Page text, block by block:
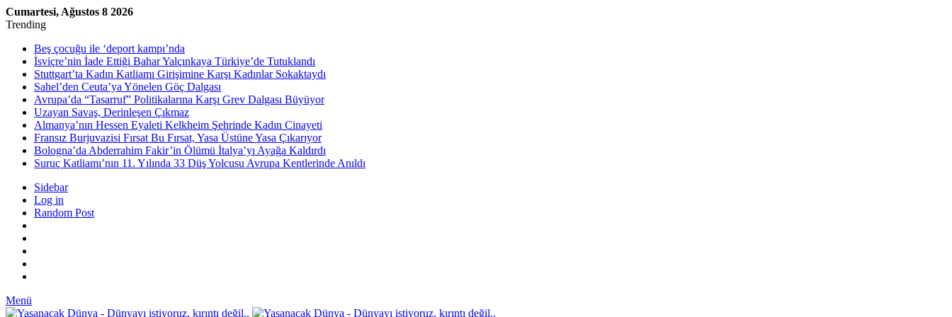
Cumartesi, Ağustos 8 2026
Trending
Beş çocuğu ile ‘deport kampı’nda
İsviçre’nin İade Ettiği Bahar Yalçınkaya Türkiye’de Tutuklandı
Stuttgart’ta Kadın Katliamı Girişimine Karşı Kadınlar Sokaktaydı
Sahel’den Ceuta’ya Yönelen Göç Dalgası
Avrupa’da “Tasarruf” Politikalarına Karşı Grev Dalgası Büyüyor
Uzayan Savaş, Derinleşen Çıkmaz
Almanya’nın Hessen Eyaleti Kelkheim Şehrinde Kadın Cinayeti
Fransız Burjuvazisi Fırsat Bu Fırsat, Yasa Üstüne Yasa Çıkarıyor
Bologna’da Abderrahim Fakir’in Ölümü İtalya’yı Ayağa Kaldırdı
Suruç Katliamı’nın 11. Yılında 33 Düş Yolcusu Avrupa Kentlerinde Anıldı
Sidebar
Log in
Random Post
Menü